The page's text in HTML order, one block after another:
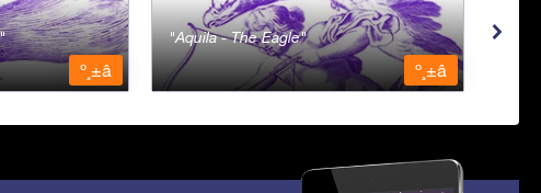
º¸±â
Aquila - The Eagle
º¸±â